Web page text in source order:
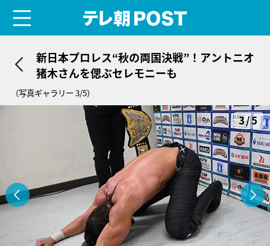
新日本プロレス“秋の両国決戦”！アントニオ
猪木さんを偲ぶセレモニーも
（写真ギャラリー 3/5）
3/5